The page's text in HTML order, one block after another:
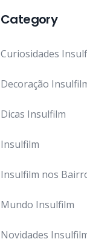
Category
Curiosidades
Decoração
Dicas Insulfilm
Insulfilm
Insulfilm nos
Mundo Insulfilm
Novidades